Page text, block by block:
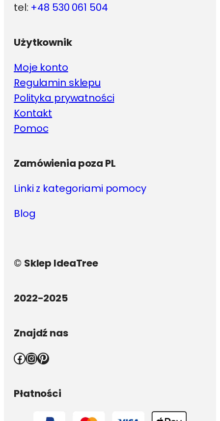
tel: +48 530 061 504
Użytkownik
Moje konto
Regulamin sklepu
Polityka prywatności
Kontakt
Pomoc
Zamówienia poza PL
Linki z kategoriami pomocy
Blog
© Sklep IdeaTree
2022-2025
Znajdź nas
Facebook InstagramPinterest
Płatności